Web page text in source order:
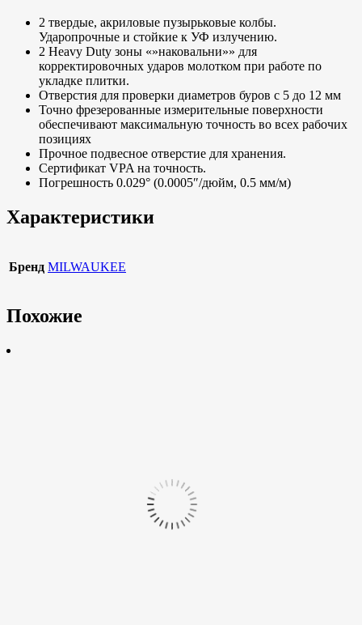
2 твердые, акриловые пузырьковые колбы.
Ударопрочные и стойкие к УФ излучению.
2 Heavy Duty зоны «»наковальни»» для
корректировочных ударов молотком при работе по
укладке плитки.
Отверстия для проверки диаметров буров с 5 до 12 мм
Точно фрезерованные измерительные поверхности
обеспечивают максимальную точность во всех рабочих
позициях
Прочное подвесное отверстие для хранения.
Сертификат VPA на точность.
Погрешность 0.029° (0.0005″/дюйм, 0.5 мм/м)
Характеристики
Бренд MILWAUKEE
Похожие